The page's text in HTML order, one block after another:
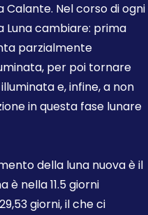
Calante. Nel corso di ogni
cambiare: prima
parzialmente
per poi tornare
e, infine, a non
in questa fase lunare
della luna nuova è il
è nella11.5 giorni
giorni, il che ci